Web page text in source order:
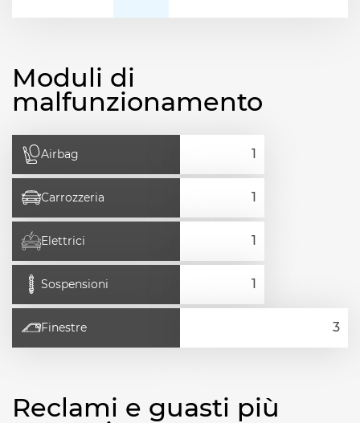
Moduli di
malfunzionamento
Airbag
Carrozzeria
Elettrici
Sospensioni
Finestre
Reclami e guasti più